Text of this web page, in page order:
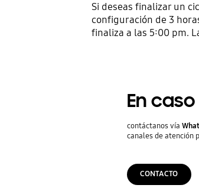
Si deseas finalizar un
configuración de 3
finaliza a las 5:00 pm.
En
contáctanos vía
canales de atención
CONTACTO